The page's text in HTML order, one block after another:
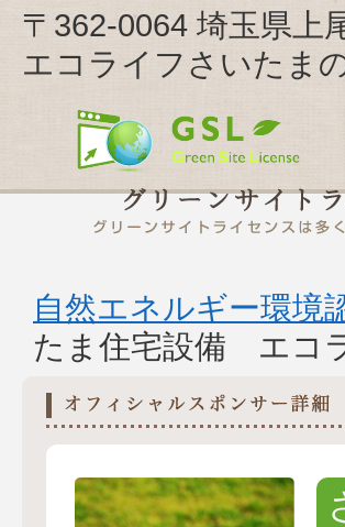
〒362-0064 埼玉県
エコライフさいたま
自然エネルギー環境
たま住宅設備 エコ